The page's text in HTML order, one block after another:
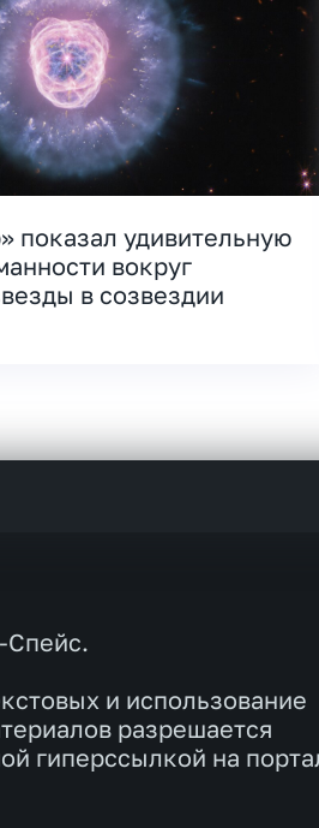
показал удивительную
вокруг
в созвездии
Спейс.
и использование
разрешается
гиперссылкой на